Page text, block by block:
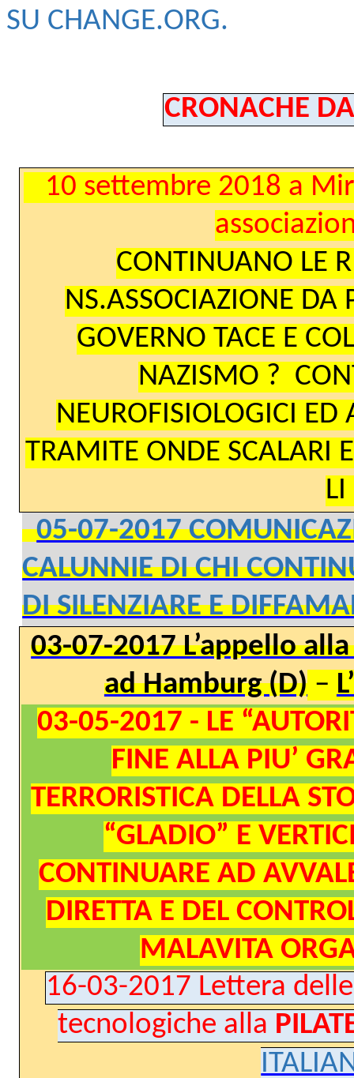
SU CHANGE.ORG.
CRONACHE
10 settembre 2018 a
CONTINUANO LE
NS.ASSOCIAZIONE DA
GOVERNO TACE E
NAZISMO ?
NEUROFISIOLOGICI ED
TRAMITE ONDE SCALARI
05-07-2017
CALUNNIE DI CHI
DI SILENZIARE E
03-07-2017 L’appello
ad Hamburg (D)–
03-05-2017 - LE
FINE ALLA PIU’
TERRORISTICA DELLA
“GLADIO” E
CONTINUARE AD
DIRETTA E DEL
MALAVITA
16-03-2017 Lettera
tecnologiche alla